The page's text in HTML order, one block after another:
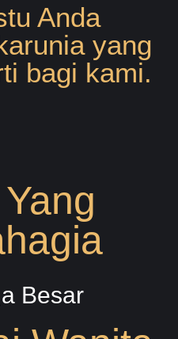
Anda
yang
bagi kami.
Besar